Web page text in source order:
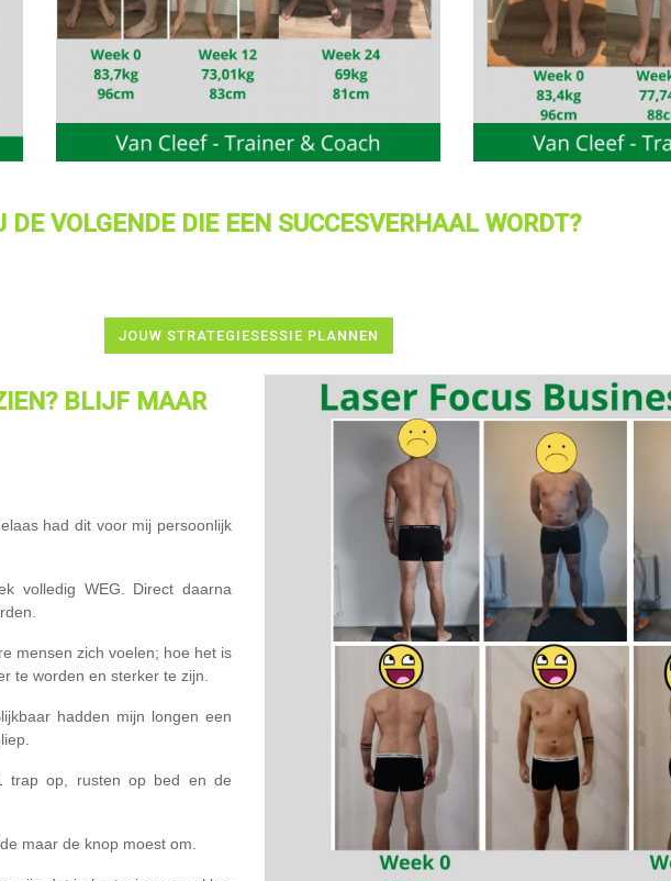
DE VOLGENDE DIE EEN SUCCESVERHAAL WORDT?
JOUW STRATEGIESESSIE PLANNEN
BLIJF MAAR
had dit voor mij persoonlijk
volledig WEG. Direct daarna
mensen zich voelen; hoe het is
te worden en sterker te zijn.⁣
hadden mijn longen een
trap op, rusten op bed en de
maar de knop moest om.